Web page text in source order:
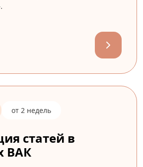
от 2 недель
статей в
ВАК